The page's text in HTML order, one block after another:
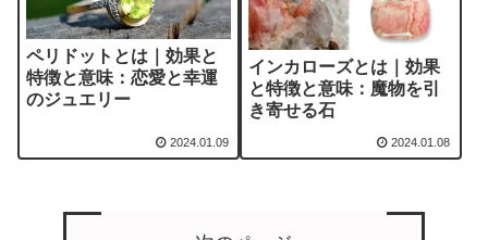
ペリドットとは｜効果と
特徴と意味：恋愛と幸運
のジュエリー
2024.01.09
インカローズとは｜効果
と特徴と意味：魔物を引
き寄せる石
2024.01.08